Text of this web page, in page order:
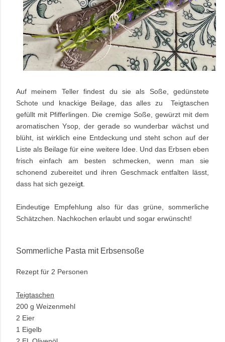
Auf meinem Teller findest du sie als Soße, gedünstete
Schote und knackige Beilage, das alles zu Teigtaschen
gefüllt mit Pfifferlingen. Die cremige Soße, gewürzt mit dem
aromatischen Ysop, der gerade so wunderbar wächst und
blüht, ist wirklich eine Entdeckung und steht schon auf der
Liste als Beilage für eine weitere Idee. Und das Erbsen eben
frisch einfach am besten schmecken, wenn man sie
schonend zubereitet und ihren Geschmack entfalten lässt,
dass hat sich gezeigt.
Eindeutige Empfehlung also für das grüne, sommerliche
Schätzchen. Nachkochen erlaubt und sogar erwünscht!
Sommerliche Pasta mit Erbsensoße
Rezept für 2 Personen
Teigtaschen
200 g Weizenmehl
2 Eier
1 Eigelb